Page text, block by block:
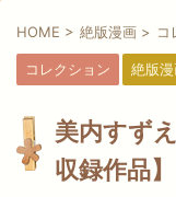
HOME > 絶版漫画 > コ
コレクション 絶版
美内すず
収録作品】